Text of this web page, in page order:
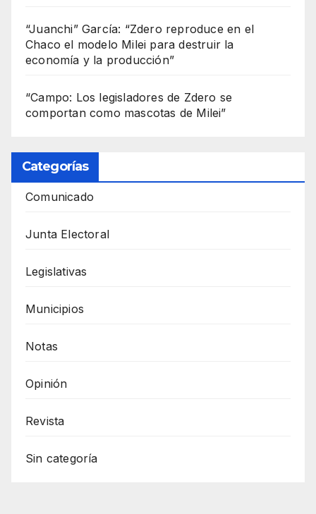
“Juanchi” García: “Zdero reproduce en el
Chaco el modelo Milei para destruir la
economía y la producción”
“Campo: Los legisladores de Zdero se
comportan como mascotas de Milei”
Categorías
Comunicado
Junta Electoral
Legislativas
Municipios
Notas
Opinión
Revista
Sin categoría